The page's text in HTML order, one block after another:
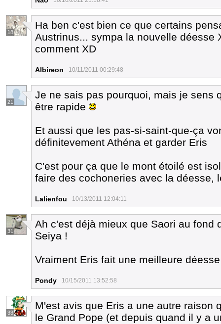
18
Ha ben c'est bien ce que certains
Austrinus... sympa la nouvelle déesse
comment XD
Albireon 10/11/2011 00:29:48
21
Je ne sais pas pourquoi, mais je sens
être rapide
Et aussi que les pas-si-saint-que-ça
définitevement Athéna et garder Eris
C'est pour ça que le mont étoilé est
faire des cochoneries avec la déesse,
Lalienfou 10/13/2011 12:04:11
31
Ah c'est déjà mieux que Saori au fond
Seiya !
Vraiment Eris fait une meilleure
Pondy 10/15/2011 13:52:58
33
M'est avis que Eris a une autre raison
le Grand Pope (et depuis quand il y a